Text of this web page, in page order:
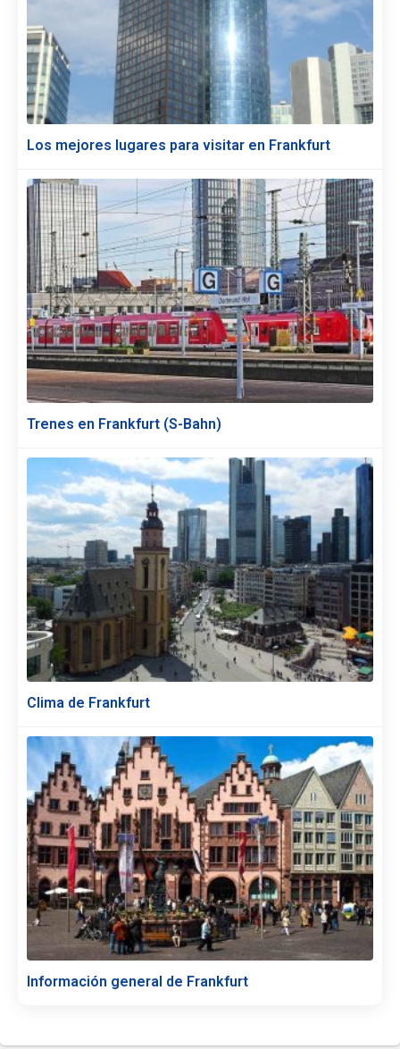
Los mejores lugares para visitar en Frankfurt
Trenes en Frankfurt (S-Bahn)
Clima de Frankfurt
Información general de Frankfurt